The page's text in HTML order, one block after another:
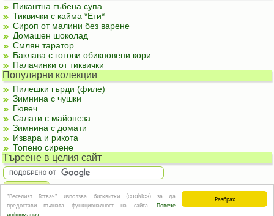
Разбрах
"Веселият Готвач" използва бисквитки (cookies) за да
предостави пълната функционалност на сайта. Повече
информация
Пикантна гъбена супа
Тиквички с кайма *Ети*
Сироп от малини без варене
Домашен шоколад
Смлян таратор
Баклава с готови обикновени кори
Палачинки от тиквички
Популярни колекции
Пилешки гърди (филе)
Зимнина с чушки
Гювеч
Салати с майонеза
Зимнина с домати
Извара и рикота
Топено сирене
Търсене в целия сайт
За реклама| За контакти|Подкрепете ни | Правила и условия|
информация
© Информацията в този сайт или части от нея не могат да бъдат използвани без